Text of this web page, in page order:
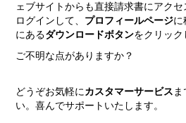
ェブサイトからも直接請求書にアクセ
ログインして、 プロフィールページに
にあるダウンロードボタンをクリック
ご不明な点がありますか？
どうぞお気軽にカスタマーサービス
い。喜んでサポートいたします。